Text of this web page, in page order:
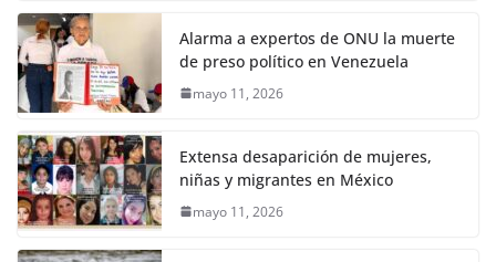
Alarma a expertos de ONU la muerte
de preso político en Venezuela
mayo 11, 2026
Extensa desaparición de mujeres,
niñas y migrantes en México
mayo 11, 2026